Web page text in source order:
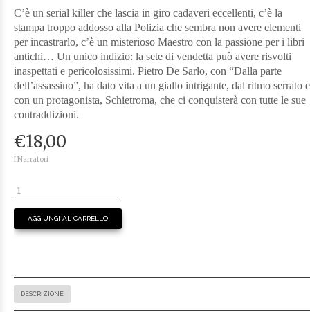
C’è un serial killer che lascia in giro cadaveri eccellenti, c’è la
stampa troppo addosso alla Polizia che sembra non avere elementi
per incastrarlo, c’è un misterioso Maestro con la passione per i libri
antichi… Un unico indizio: la sete di vendetta può avere risvolti
inaspettati e pericolosissimi. Pietro De Sarlo, con “Dalla parte
dell’assassino”, ha dato vita a un giallo intrigante, dal ritmo serrato e
con un protagonista, Schietroma, che ci conquisterà con tutte le sue
contraddizioni.
€18,00
I Narratori
AGGIUNGI AL CARRELLO
DESCRIZIONE